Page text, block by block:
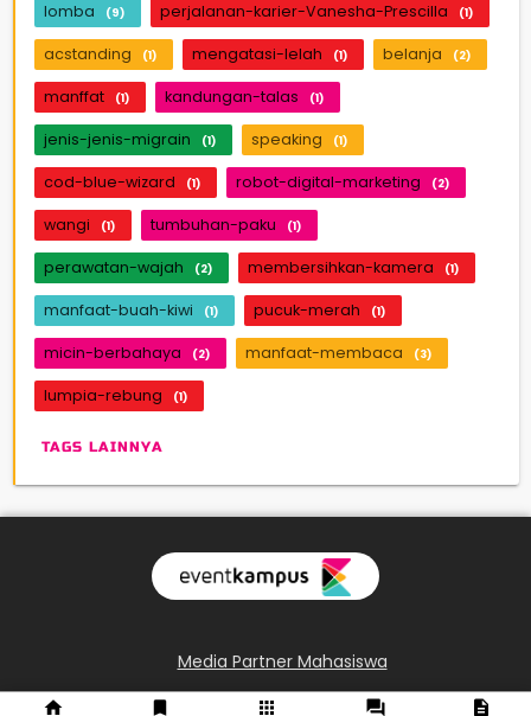
lomba (9) perjalanan-karier-Vanesha-Prescilla (1)
acstanding (1) mengatasi-lelah (1) belanja (2)
manffat (1) kandungan-talas (1)
jenis-jenis-migrain (1) speaking (1)
cod-blue-wizard (1) robot-digital-marketing (2)
wangi (1) tumbuhan-paku (1)
perawatan-wajah (2) membersihkan-kamera (1)
manfaat-buah-kiwi (1) pucuk-merah (1)
micin-berbahaya (2) manfaat-membaca (3)
lumpia-rebung (1)
TAGS LAINNYA
Media Partner Mahasiswa
Logo